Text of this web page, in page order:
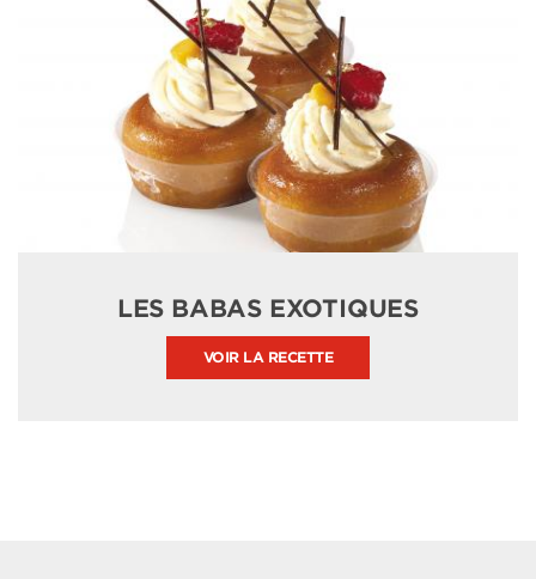
LES BABAS EXOTIQUES
VOIR LA RECETTE